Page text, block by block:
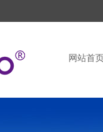
网站首